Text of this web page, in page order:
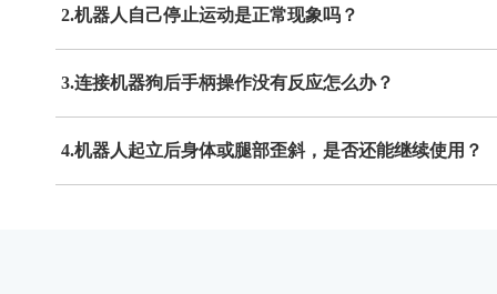
2.机器人自己停止运动是正常现象吗？
3.连接机器狗后手柄操作没有反应怎么办？
4.机器人起立后身体或腿部歪斜，是否还能继续使用？